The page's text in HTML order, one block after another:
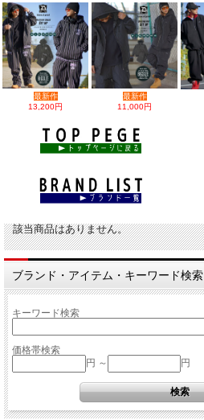
最新作
13,200円
最新作
11,000円
該当商品はありません。
ブランド・アイテム・キーワード検索
キーワード検索
価格帯検索
円 ～
円